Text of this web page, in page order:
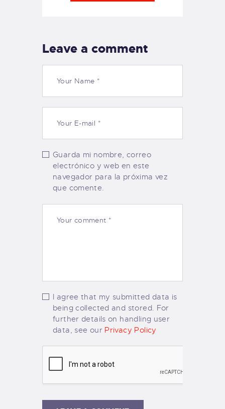
Leave a comment
Guarda mi nombre, correo
electrónico y web en este
navegador para la próxima vez
que comente.
I agree that my submitted data is
being collected and stored. For
further details on handling user
data, see our Privacy Policy